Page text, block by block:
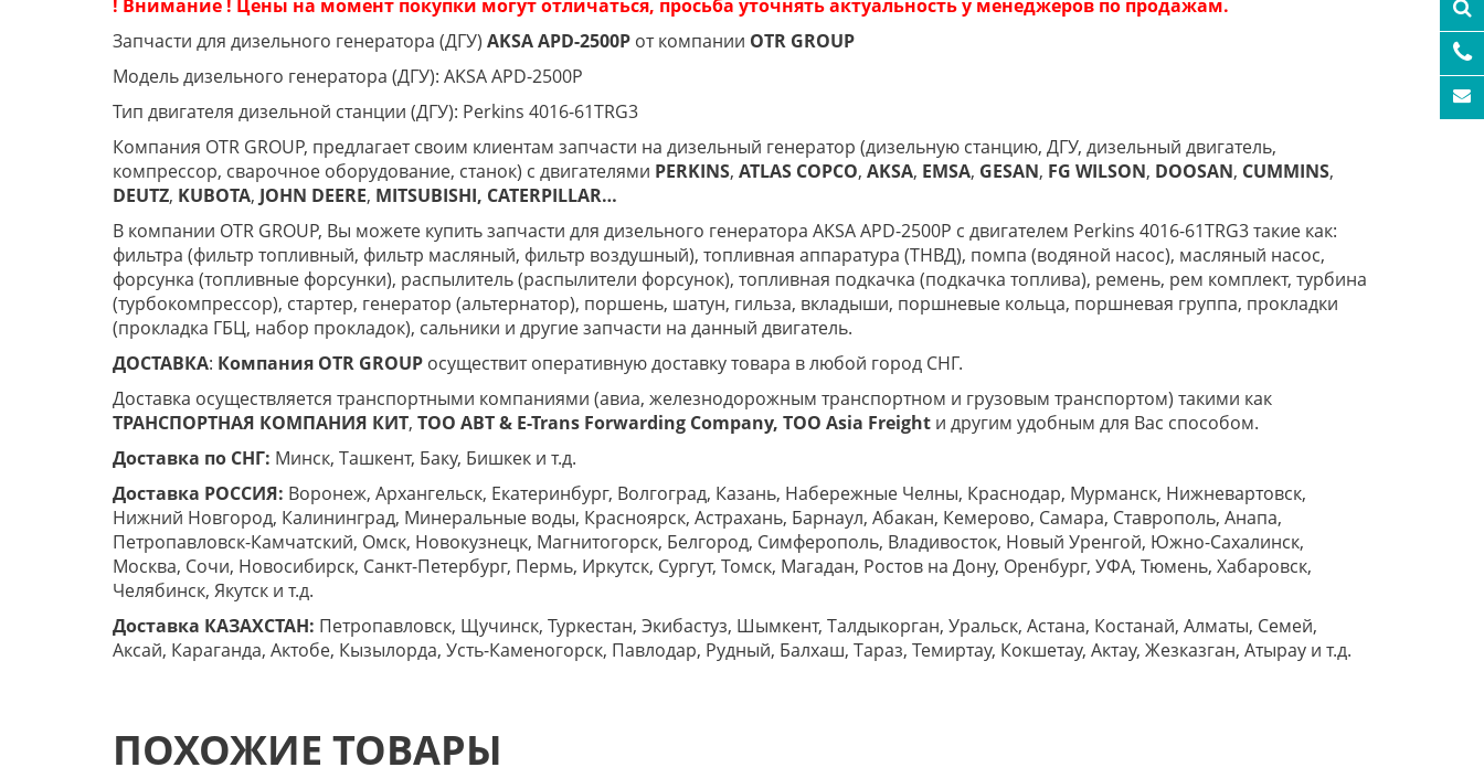
! Внимание ! Цены на момент покупки могут отличаться, просьба уточнять актуальность у менеджеров по продажам.
Запчасти для дизельного генератора (ДГУ) AKSA APD-2500P от компании OTR GROUP
Модель дизельного генератора (ДГУ): AKSA APD-2500P
Тип двигателя дизельной станции (ДГУ): Perkins 4016-61TRG3
Компания OTR GROUP, предлагает своим клиентам запчасти на дизельный генератор (дизельную станцию, ДГУ, дизельный двигатель,
компрессор, сварочное оборудование, станок) с двигателями PERKINS, ATLAS COPCO, AKSA, EMSA, GESAN, FG WILSON, DOOSAN, CUMMINS,
DEUTZ, KUBOTA, JOHN DEERE, MITSUBISHI, CATERPILLAR…
В компании OTR GROUP, Вы можете купить запчасти для дизельного генератора AKSA APD-2500P с двигателем Perkins 4016-61TRG3 такие как:
фильтра (фильтр топливный, фильтр масляный, фильтр воздушный), топливная аппаратура (ТНВД), помпа (водяной насос), масляный насос,
форсунка (топливные форсунки), распылитель (распылители форсунок), топливная подкачка (подкачка топлива), ремень, рем комплект, турбина
(турбокомпрессор), стартер, генератор (альтернатор), поршень, шатун, гильза, вкладыши, поршневые кольца, поршневая группа, прокладки
(прокладка ГБЦ, набор прокладок), сальники и другие запчасти на данный двигатель.
ДОСТАВКА: Компания OTR GROUP осуществит оперативную доставку товара в любой город СНГ.
Доставка осуществляется транспортными компаниями (авиа, железнодорожным транспортном и грузовым транспортом) такими как
ТРАНСПОРТНАЯ КОМПАНИЯ КИТ, ТОО ABT & E-Trans Forwarding Company, ТОО Asia Freight и другим удобным для Вас способом.
Доставка по СНГ: Минск, Ташкент, Баку, Бишкек и т.д.
Доставка РОССИЯ: Воронеж, Архангельск, Екатеринбург, Волгоград, Казань, Набережные Челны, Краснодар, Мурманск, Нижневартовск,
Нижний Новгород, Калининград, Минеральные воды, Красноярск, Астрахань, Барнаул, Абакан, Кемерово, Самара, Ставрополь, Анапа,
Петропавловск-Камчатский, Омск, Новокузнецк, Магнитогорск, Белгород, Симферополь, Владивосток, Новый Уренгой, Южно-Сахалинск,
Москва, Сочи, Новосибирск, Санкт-Петербург, Пермь, Иркутск, Сургут, Томск, Магадан, Ростов на Дону, Оренбург, УФА, Тюмень, Хабаровск,
Челябинск, Якутск и т.д.
Доставка КАЗАХСТАН: Петропавловск, Щучинск, Туркестан, Экибастуз, Шымкент, Талдыкорган, Уральск, Астана, Костанай, Алматы, Семей,
Аксай, Караганда, Актобе, Кызылорда, Усть-Каменогорск, Павлодар, Рудный, Балхаш, Тараз, Темиртау, Кокшетау, Актау, Жезказган, Атырау и т.д.
ПОХОЖИЕ ТОВАРЫ